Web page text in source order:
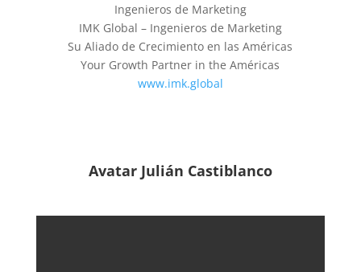
Ingenieros de Marketing
IMK Global – Ingenieros de Marketing
Su Aliado de Crecimiento en las Américas
Your Growth Partner in the Américas
www.imk.global
Avatar Julián Castiblanco